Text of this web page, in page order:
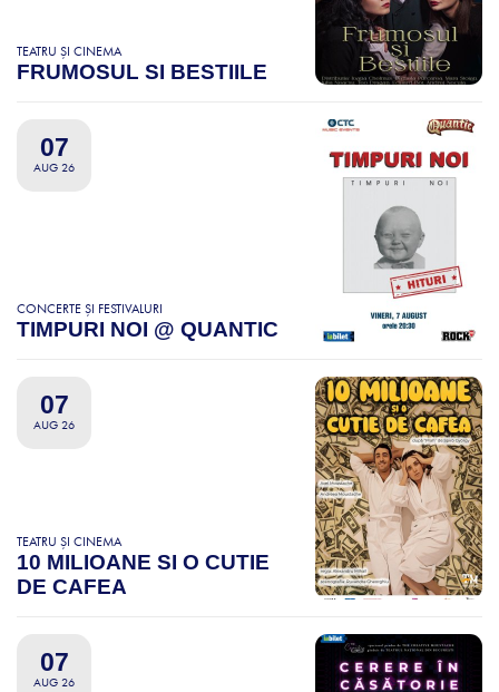
TEATRU ȘI CINEMA
FRUMOSUL SI BESTIILE
07
AUG 26
CONCERTE ȘI FESTIVALURI
TIMPURI NOI @ QUANTIC
07
AUG 26
TEATRU ȘI CINEMA
10 MILIOANE SI O CUTIE
DE CAFEA
07
AUG 26